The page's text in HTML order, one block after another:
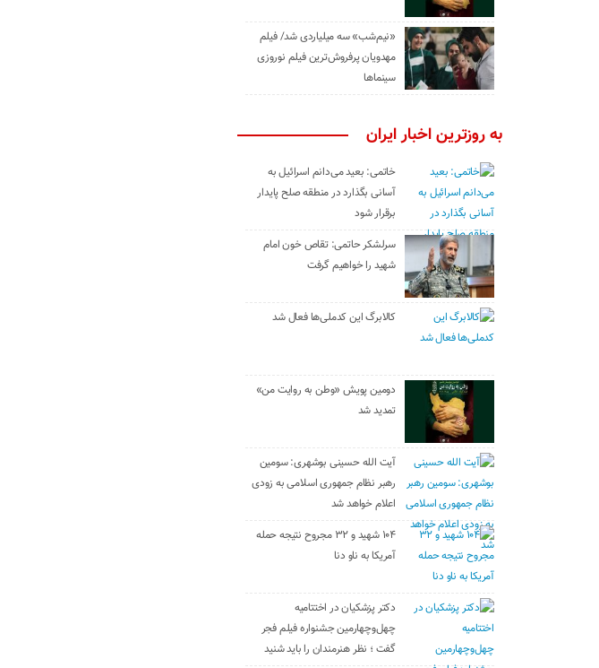
«نیم‌شب» سه میلیاردی شد/ فیلم
مهدویان پرفروش‌ترین فیلم نوروزی
سینماها
به روزترین اخبار ایران
خاتمی: بعید می‌دانم اسرائیل به
آسانی بگذارد در منطقه صلح پایدار
برقرار شود
سرلشکر حاتمی: تقاص خون امام
شهید را خواهیم گرفت
کالابرگ این کدملی‌ها فعال شد
دومین پویش «وطن به روایت من»
تمدید شد
آیت الله حسینی بوشهری: سومین
رهبر نظام جمهوری اسلامی به زودی
اعلام خواهد شد
۱۰۴ شهید و ۳۲ مجروح نتیجه حمله
آمریکا به ناو دنا
دکتر پزشکیان در اختتامیه
چهل‌وچهارمین جشنواره فیلم فجر
گفت ؛ نظر هنرمندان را باید شنید